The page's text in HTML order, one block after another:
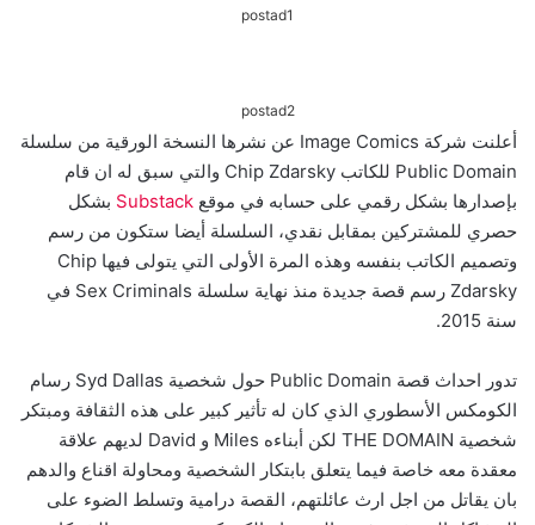
postad1
postad2
أعلنت شركة Image Comics عن نشرها النسخة الورقية من سلسلة
Public Domain للكاتب Chip Zdarsky والتي سبق له ان قام
بإصدارها بشكل رقمي على حسابه في موقع Substack بشكل
حصري للمشتركين بمقابل نقدي، السلسلة أيضا ستكون من رسم
وتصميم الكاتب بنفسه وهذه المرة الأولى التي يتولى فيها Chip
Zdarsky رسم قصة جديدة منذ نهاية سلسلة Sex Criminals في
سنة 2015.
تدور احداث قصة Public Domain حول شخصية Syd Dallas رسام
الكومكس الأسطوري الذي كان له تأثير كبير على هذه الثقافة ومبتكر
شخصية THE DOMAIN لكن أبناءه Miles و David لديهم علاقة
معقدة معه خاصة فيما يتعلق بابتكار الشخصية ومحاولة اقناع والدهم
بان يقاتل من اجل ارث عائلتهم، القصة درامية وتسلط الضوء على